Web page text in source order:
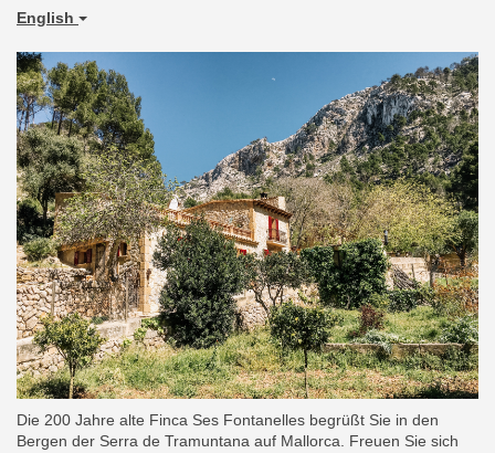
English
Die 200 Jahre alte Finca Ses Fontanelles begrüßt Sie in den
Bergen der Serra de Tramuntana auf Mallorca. Freuen Sie sich